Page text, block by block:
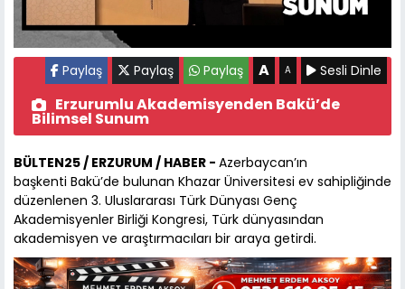
Paylaş Paylaş Paylaş A A Sesli Dinle
Erzurumlu Akademisyenden Bakü’de
Bilimsel Sunum
BÜLTEN25 / ERZURUM / HABER - Azerbaycan’ın
başkenti Bakü’de bulunan Khazar Üniversitesi ev sahipliğinde
düzenlenen 3. Uluslararası Türk Dünyası Genç
Akademisyenler Birliği Kongresi, Türk dünyasından
akademisyen ve araştırmacıları bir araya getirdi.